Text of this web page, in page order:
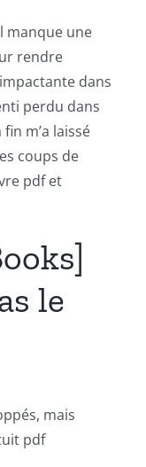
manque une
rendre
dans
perdu dans
m’a laissé
coups de
pdf et
le
mais
pdf